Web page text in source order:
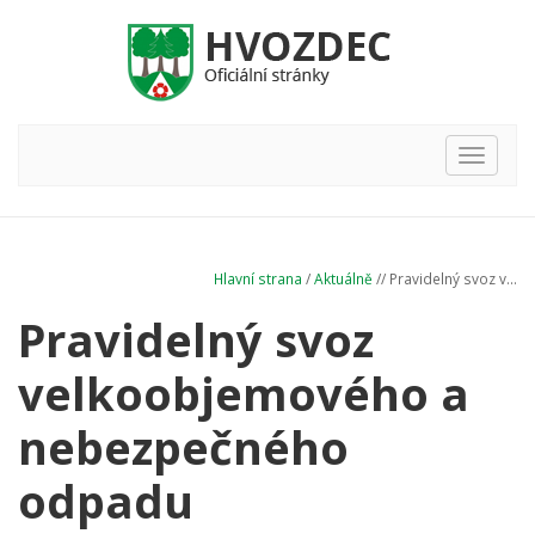
Hlavní
nabídka
Hlavní strana /Aktuálně // Pravidelný svoz v...
Pravidelný svoz
velkoobjemového a
nebezpečného
odpadu